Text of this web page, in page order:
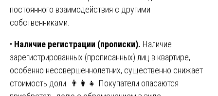
постоянного взаимодействия с другими
собственниками.
• Наличие регистрации (прописки). Наличие
зарегистрированных (прописанных) лиц в квартире,
особенно несовершеннолетних, существенно снижает
стоимость доли. 👨‍👩‍👧 Покупатели опасаются